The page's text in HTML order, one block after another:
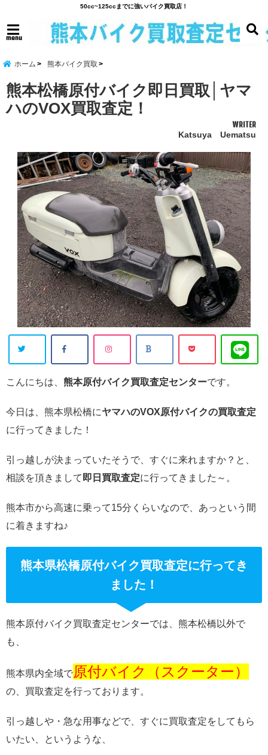
50cc~125ccまでに強いバイク買取店！
menu
ホーム 熊本バイク買取
熊本松橋原付バイク即日買取│ヤマ
ハのVOX買取査定！
WRITER
Katsuya Uematsu
こんにちは、 熊本原付バイク買取査定センターです。
今日は、熊本県松橋にヤマハのVOX原付バイクの買取査定
に行ってきました！
引っ越しが決まっていたそうで、すぐに来れますか？と、
相談を頂きまして 即日買取査定に行ってきました～。
熊本市から高速に乗って15分くらいなので、あっという間
に着きますね♪
熊本県松橋原付バイク買取査定に行ってき
ました！
熊本原付バイク買取査定センターでは、熊本松橋以外で
も、
熊本県内全域で原付バイク（スクーター）
の、買取査定を行っております。
引っ越しや・急な用事などで、すぐに買取査定をしてもら
いたい、というような、